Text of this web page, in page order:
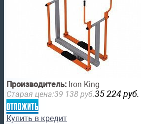
Производитель: Iron King
Старая цена:39 138 руб.35 224 руб.
отложить
Купить в кредит